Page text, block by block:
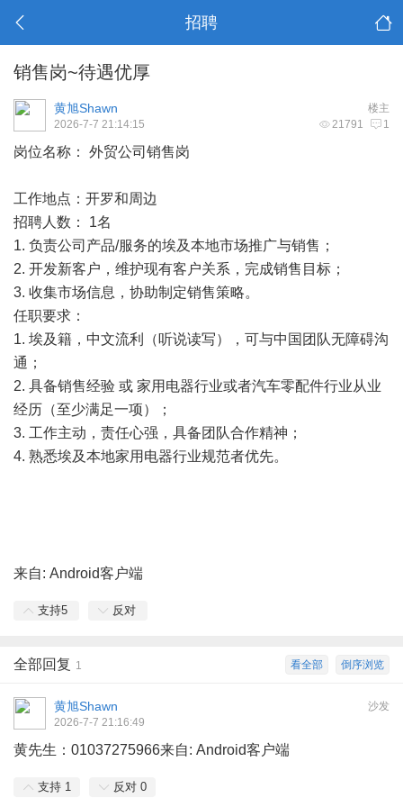
招聘
销售岗~待遇优厚
楼主
黄旭Shawn
21791 1
2026-7-7 21:14:15
岗位名称： 外贸公司销售岗
工作地点：开罗和周边
招聘人数： 1名
1. 负责公司产品/服务的埃及本地市场推广与销售；
2. 开发新客户，维护现有客户关系，完成销售目标；
3. 收集市场信息，协助制定销售策略。
任职要求：
1. 埃及籍，中文流利（听说读写），可与中国团队无障碍沟
通；
2. 具备销售经验 或 家用电器行业或者汽车零配件行业从业
经历（至少满足一项）；
3. 工作主动，责任心强，具备团队合作精神；
4. 熟悉埃及本地家用电器行业规范者优先。
来自: Android客户端
支持5 反对
倒序浏览
看全部
全部回复 1
沙发
黄旭Shawn
2026-7-7 21:16:49
黄先生：01037275966来自: Android客户端
支持 1 反对 0